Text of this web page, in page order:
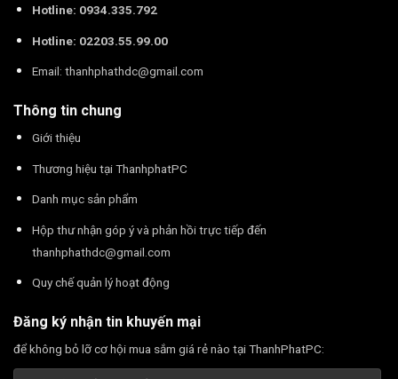
Hotline: 0934.335.792
Hotline: 02203.55.99.00
Email: thanhphathdc@gmail.com
Thông tin chung
Giới thiệu
Thương hiệu tại ThanhphatPC
Danh mục sản phẩm
Hộp thư nhận góp ý và phản hồi trực tiếp đến
thanhphathdc@gmail.com
Quy chế quản lý hoạt động
Đăng ký nhận tin khuyến mại
để không bỏ lỡ cơ hội mua sắm giá rẻ nào tại ThanhPhatPC: